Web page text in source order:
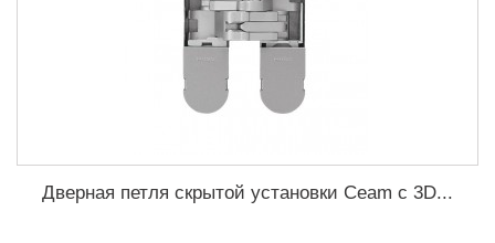
Дверная петля скрытой установки Ceam с 3D...